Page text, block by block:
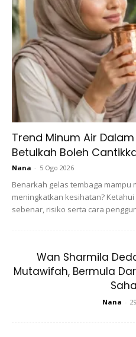
juga mampu menghalang
seperti melasma, bulatan
hypo pigmentasi.
Lemon adalah bahan yang
merawat tompokan jeragat.
Jus lemon mempunyaiciri
yang akan bertindak sebagai
bintik jeragat.
Trend Minum Air
Betulkah Boleh
Nana - 5 Ogo 2026
Benarkah gelas tembaga mampu
meningkatkan kesihatan?
sebenar, risiko serta cara
Wan Sharmila
Mutawifah, Bermula
Nana -